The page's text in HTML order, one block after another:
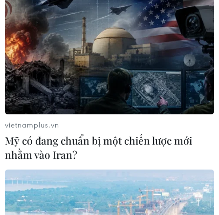
vietnamplus.vn
Mỹ có đang chuẩn bị một chiến lược mới
nhằm vào Iran?